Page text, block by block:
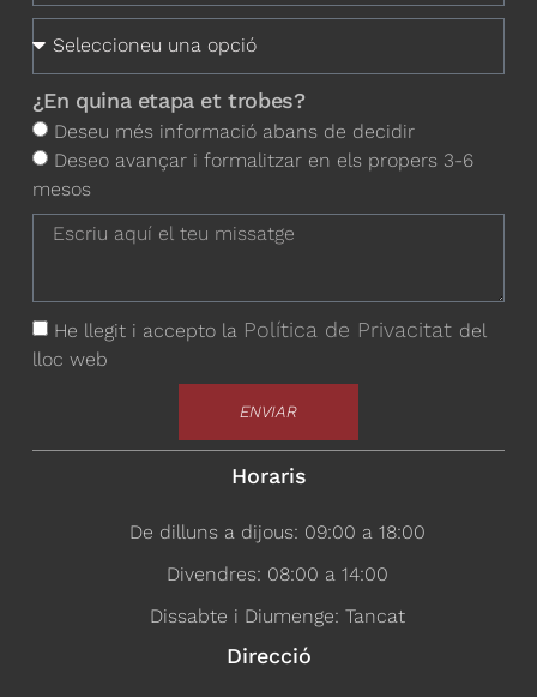
¿En quina etapa et trobes?
Deseu més informació abans de decidir
Deseo avançar i formalitzar en els propers 3-6
mesos
He llegit i accepto la Política de Privacitat del
lloc web
ENVIAR
Horaris
De dilluns a dijous: 09:00 a 18:00
Divendres: 08:00 a 14:00
Dissabte i Diumenge: Tancat
Direcció